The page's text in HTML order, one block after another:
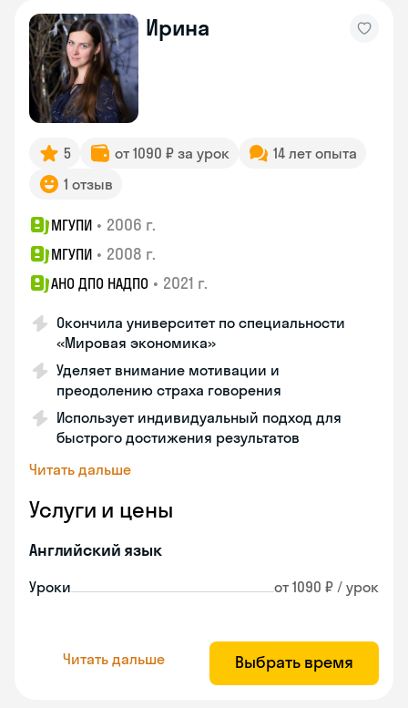
Ирина
5 от 1090 ₽ за урок
14 лет опыта
1 отзыв
МГУПИ • 2006 г.
МГУПИ • 2008 г.
АНО ДПО НАДПО • 2021 г.
Окончила университет по специальности
«Мировая экономика»
Уделяет внимание мотивации и
преодолению страха говорения
Использует индивидуальный подход для
быстрого достижения результатов
Читать дальше
Услуги и цены
Английский язык
Уроки от 1090 ₽ / урок
Читать дальше Выбрать время